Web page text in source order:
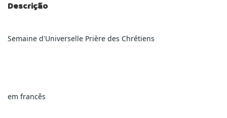
Descrição
Semaine d'Universelle Prière des Chrétiens
em francês